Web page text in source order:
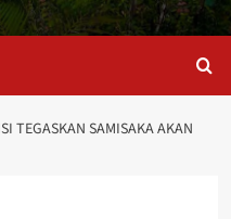
TEGASKAN SAMISAKA AKAN